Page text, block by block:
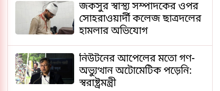
জকসুর স্বাস্থ্য সম্পাদকের ওপর
সোহরাওয়ার্দী কলেজ ছাত্রদলের
হামলার অভিযোগ
নিউটনের আপেলের মতো গণ-
অভ্যুত্থান অটোমেটিক পড়েনি:
স্বরাষ্ট্রমন্ত্রী